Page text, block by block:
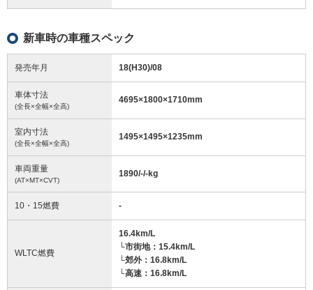
新車時の車種スペック
発売年月 18(H30)/08
車体寸法
(全長×全幅×全高)
4695×1800×1710mm
室内寸法
(全長×全幅×全高)
1495×1495×1235mm
車両重量
(AT×MT×CVT)
1890/-/-kg
10・15燃費 -
WLTC燃費
16.4km/L
└市街地：15.4km/L
└郊外：16.8km/L
└高速：16.8km/L